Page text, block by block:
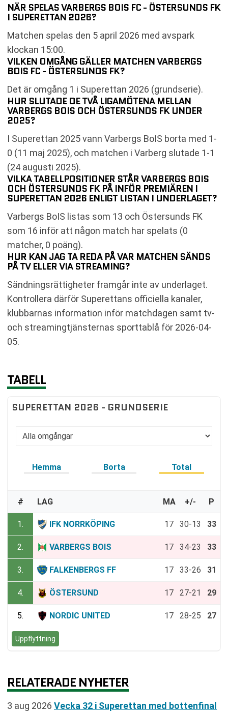
NÄR SPELAS VARBERGS BOIS FC - ÖSTERSUNDS FK
I SUPERETTAN 2026?
Matchen spelas den 5 april 2026 med avspark
klockan 15:00.
VILKEN OMGÅNG GÄLLER MATCHEN VARBERGS
BOIS FC - ÖSTERSUNDS FK?
Det är omgång 1 i Superettan 2026 (grundserie).
HUR SLUTADE DE TVÅ LIGAMÖTENA MELLAN
VARBERGS BOIS OCH ÖSTERSUNDS FK UNDER
2025?
I Superettan 2025 vann Varbergs BoIS borta med 1-
0 (11 maj 2025), och matchen i Varberg slutade 1-1
(24 augusti 2025).
VILKA TABELLPOSITIONER STÅR VARBERGS BOIS
OCH ÖSTERSUNDS FK PÅ INFÖR PREMIÄREN I
SUPERETTAN 2026 ENLIGT LISTAN I UNDERLAGET?
Varbergs BoIS listas som 13 och Östersunds FK
som 16 inför att någon match har spelats (0
matcher, 0 poäng).
HUR KAN JAG TA REDA PÅ VAR MATCHEN SÄNDS
PÅ TV ELLER VIA STREAMING?
Sändningsrättigheter framgår inte av underlaget.
Kontrollera därför Superettans officiella kanaler,
klubbarnas information inför matchdagen samt tv-
och streamingtjänsternas sporttablå för 2026-04-
05.
TABELL
SUPERETTAN 2026 - GRUNDSERIE
Hemma Borta Total
# LAG MA +/- P
1. IFK NORRKÖPING 17 30-13 33
2. VARBERGS BOIS 17 34-23 33
3. FALKENBERGS FF 17 33-26 31
4. ÖSTERSUND 17 27-21 29
5. NORDIC UNITED 17 28-25 27
Uppflyttning
RELATERADE NYHETER
3 aug 2026 Vecka 32 i Superettan med bottenfinal